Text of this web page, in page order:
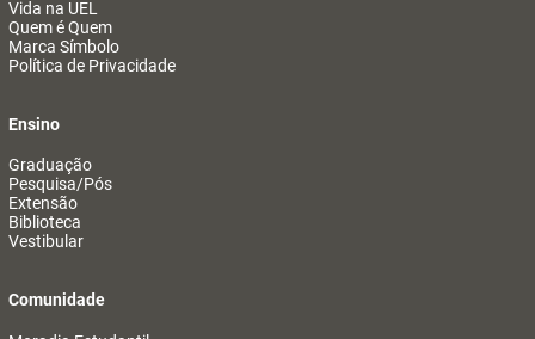
Vida na UEL
Quem é Quem
Marca Símbolo
Política de Privacidade
Ensino
Graduação
Pesquisa/Pós
Extensão
Biblioteca
Vestibular
Comunidade